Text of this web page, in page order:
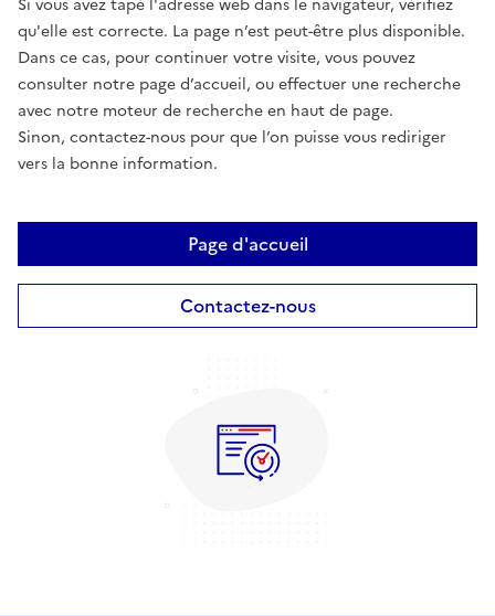
Si vous avez tapé l'adresse web dans le navigateur, vérifiez
qu'elle est correcte. La page n’est peut-être plus disponible.
Dans ce cas, pour continuer votre visite, vous pouvez
consulter notre page d’accueil, ou effectuer une recherche
avec notre moteur de recherche en haut de page.
Sinon, contactez-nous pour que l’on puisse vous rediriger
vers la bonne information.
Page d'accueil
Contactez-nous